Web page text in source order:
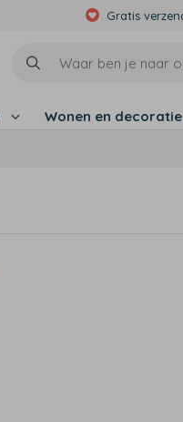
Gratis
Wonen en decoratie